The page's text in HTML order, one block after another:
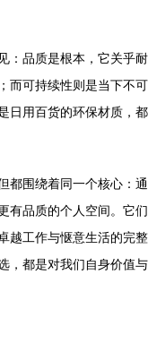
：品质是根本，它关乎耐
而可持续性则是当下不可
日用百货的环保材质，都
都围绕着同一个核心：通
有品质的个人空间。它们
越工作与惬意生活的完整
，都是对我们自身价值与